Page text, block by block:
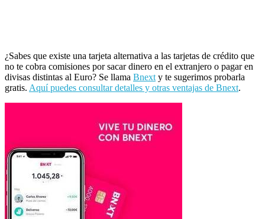
¿Sabes que existe una tarjeta alternativa a las tarjetas de crédito que
no te cobra comisiones por sacar dinero en el extranjero o pagar en
divisas distintas al Euro? Se llama Bnext y te sugerimos probarla
gratis. Aquí puedes consultar detalles y otras ventajas de Bnext.